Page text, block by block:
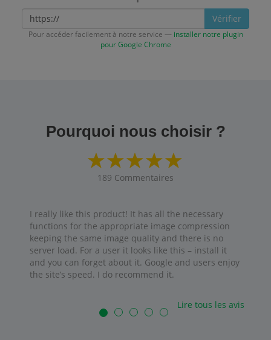
Vérifier
Pour accéder facilement à notre service — installer notre plugin
pour Google Chrome
Pourquoi nous choisir ?
189 Commentaires
I really like this product! It has all the necessary
functions for the appropriate image compression
keeping the same image quality and there is no
server load. For a user it looks like this – install it
and you can forget about it. Google and users enjoy
the site’s speed. I do recommend it.
Lire tous les avis